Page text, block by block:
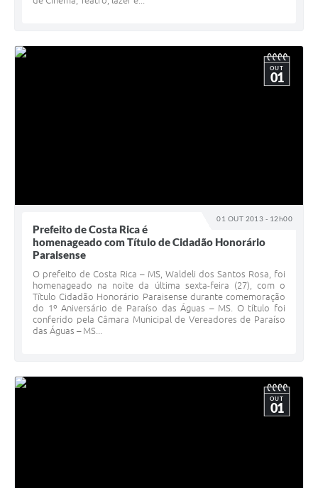
01 OUT 2013 - 12h00
OUT
01
Prefeito de Costa Rica é
homenageado com Título de Cidadão Honorário
Paraisense
O prefeito de Costa Rica – MS, Waldeli dos Santos Rosa, foi
homenageado na noite da última sexta-feira (27), com o
Título Cidadão Honorário Paraisense durante comemoração
do 1º Aniversário de Paraíso das Águas – MS. O título foi
conferido pela Câmara Municipal de Vereadores de Paraíso
das Águas – MS...
OUT
01